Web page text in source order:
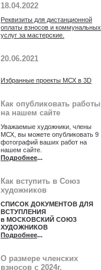
18.04.2022
Реквизиты для дистанционной
оплаты взносов и коммунальных
услуг за мастерские.
20.06.2021
Избранные проекты МСХ в 3D
Как опубликовать работы
на нашем сайте
Уважаемые художники, члены
МСХ, вы можете опубликовать 9
фотографий ваших работ на
нашем сайте.
Подробнее...
Как вступить в Союз
художников
СПИСОК ДОКУМЕНТОВ ДЛЯ
ВСТУПЛЕНИЯ
в МОСКОВСКИЙ СОЮЗ
ХУДОЖНИКОВ
Подробнее...
О размере членских
взносов с 2024г.